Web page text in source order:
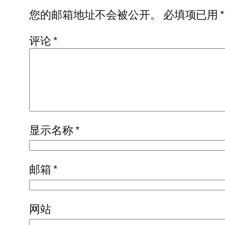
您的邮箱地址不会被公开。 必填项已用*
评论*
显示名称*
邮箱*
网站